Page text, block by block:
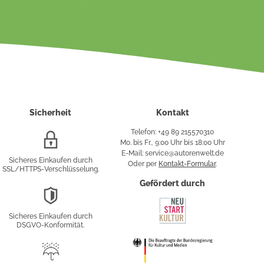
Sicherheit
Verschlüsselung
Sicheres Einkaufen durch
SSL/HTTPS-Verschlüsselung.
Sicheres Einkaufen durch
DSGVO-Konformität.
Kontakt
Telefon: +49 89 215570310
Mo. bis Fr., 9:00 Uhr bis 18:00 Uhr
E-Mail: service@autorenwelt.de
Oder per Kontakt-Formular.
Gefördert durch